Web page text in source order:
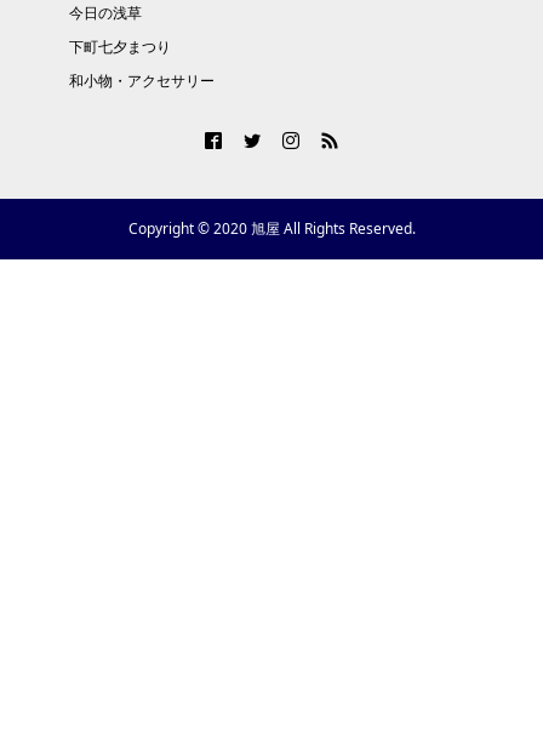
今日の浅草
下町七夕まつり
和小物・アクセサリー
Copyright © 2020 旭屋 All Rights Reserved.